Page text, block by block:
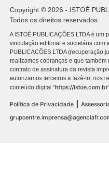
Copyright © 2026 - ISTOÉ
Todos os direitos reservados.
A ISTOÉ PUBLICAÇÕES LTDA é
vinculação editorial e societária com
PUBLICACÕES LTDA (recuperação
realizamos cobranças e que
contrato de assinatura da revista
autorizamos terceiros a fazê-lo, nos
conteúdo digital “https://istoe.com.br
Política de Privacidade